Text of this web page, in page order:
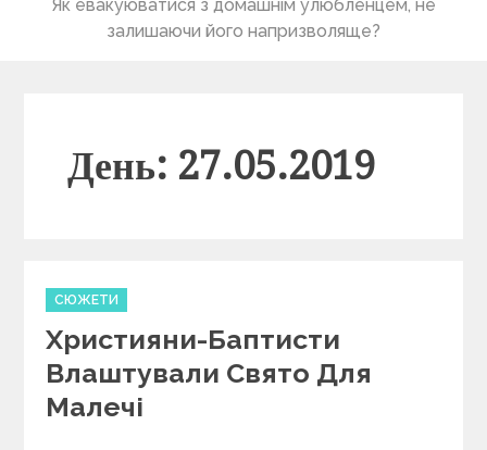
Як евакуюватися з домашнім улюбленцем, не
залишаючи його напризволяще?
День: 27.05.2019
C
a
t
e
g
o
СЮЖЕТИ
Християни-Баптисти
Влаштували Свято Для
Малечі